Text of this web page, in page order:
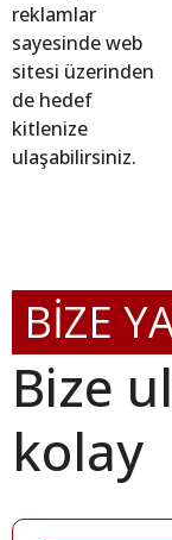
reklamlar
sayesinde web
sitesi üzerinden
de hedef
kitlenize
ulaşabilirsiniz.
BİZE
Bize
kolay